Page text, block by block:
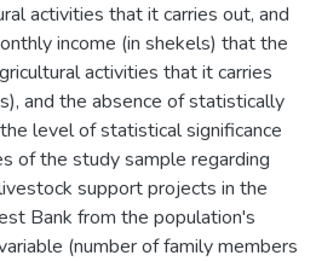
activities that it carries out, and
income (in shekels) that the
activities that it carries
and the absence of statistically
level of statistical significance
of the study sample regarding
support projects in the
Bank from the population's
(number of family members